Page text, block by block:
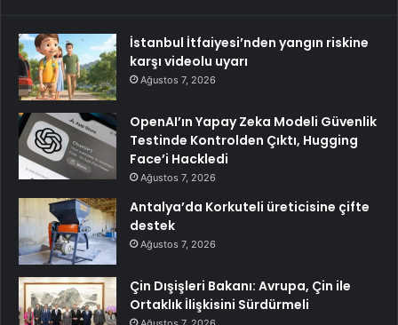
İstanbul İtfaiyesi’nden yangın riskine
karşı videolu uyarı
Ağustos 7, 2026
OpenAI’ın Yapay Zeka Modeli Güvenlik
Testinde Kontrolden Çıktı, Hugging
Face’i Hackledi
Ağustos 7, 2026
Antalya’da Korkuteli üreticisine çifte
destek
Ağustos 7, 2026
Çin Dışişleri Bakanı: Avrupa, Çin ile
Ortaklık İlişkisini Sürdürmeli